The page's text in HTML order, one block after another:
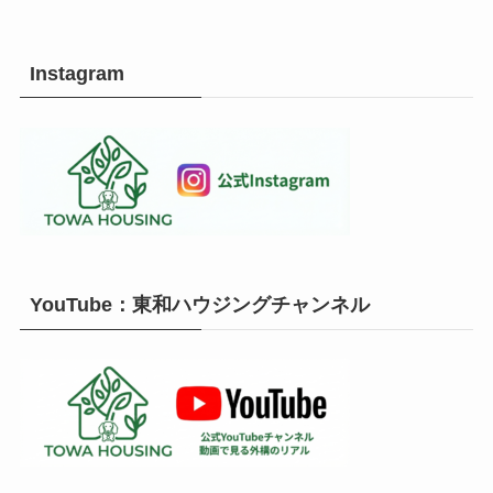
Instagram
YouTube：東和ハウジングチャンネル